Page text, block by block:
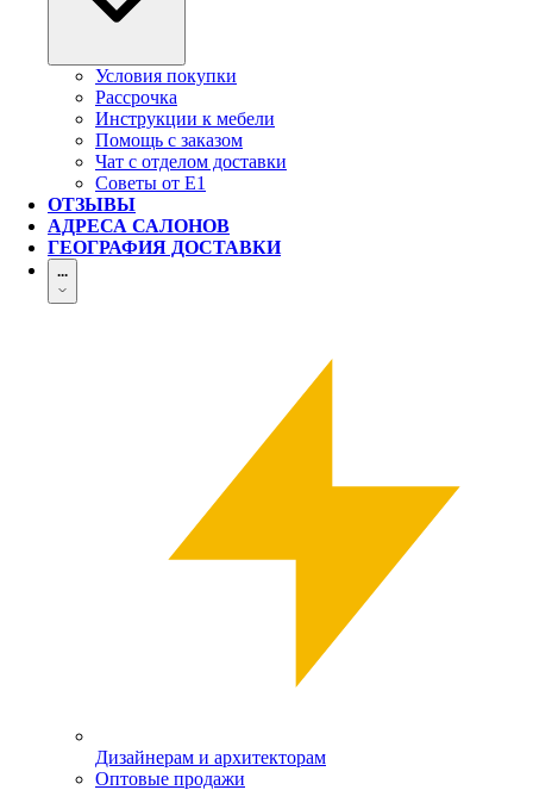
Условия покупки
Рассрочка
Инструкции к мебели
Помощь с заказом
Чат с отделом доставки
Советы от Е1
ОТЗЫВЫ
АДРЕСА САЛОНОВ
ГЕОГРАФИЯ ДОСТАВКИ
...
Дизайнерам и архитекторам
Оптовые продажи